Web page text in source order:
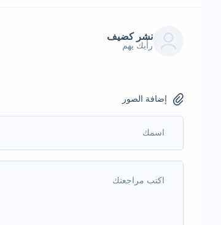
نشر كضيف
رأيك يهم
إضافة الصور